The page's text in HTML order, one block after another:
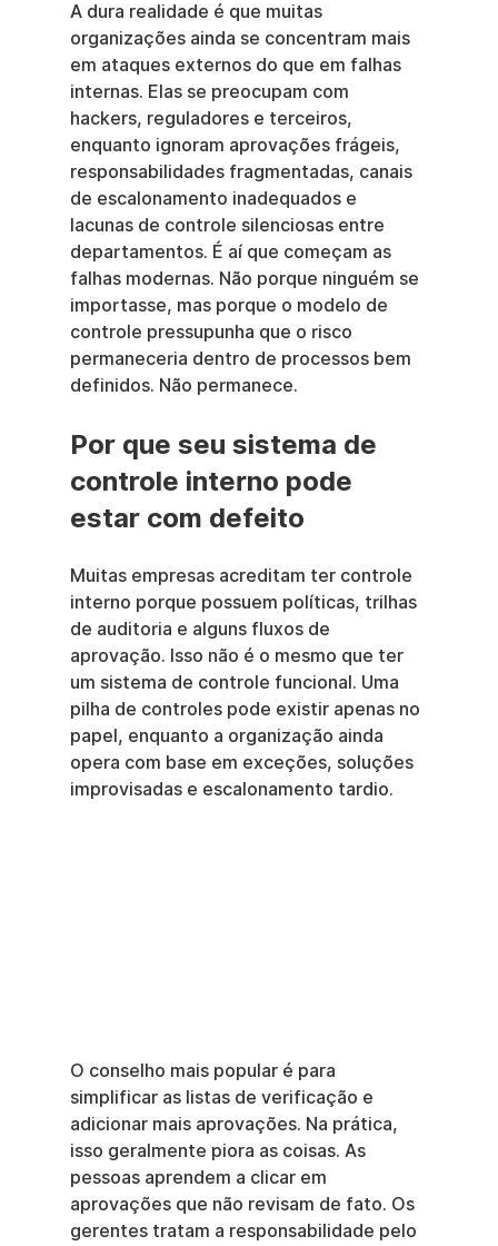
A dura realidade é que muitas
organizações ainda se concentram mais
em ataques externos do que em falhas
internas. Elas se preocupam com
hackers, reguladores e terceiros,
enquanto ignoram aprovações frágeis,
responsabilidades fragmentadas, canais
de escalonamento inadequados e
lacunas de controle silenciosas entre
departamentos. É aí que começam as
falhas modernas. Não porque ninguém se
importasse, mas porque o modelo de
controle pressupunha que o risco
permaneceria dentro de processos bem
definidos. Não permanece.
Por que seu sistema de
controle interno pode
estar com defeito
Muitas empresas acreditam ter controle
interno porque possuem políticas, trilhas
de auditoria e alguns fluxos de
aprovação. Isso não é o mesmo que ter
um sistema de controle funcional. Uma
pilha de controles pode existir apenas no
papel, enquanto a organização ainda
opera com base em exceções, soluções
improvisadas e escalonamento tardio.
O conselho mais popular é para
simplificar as listas de verificação e
adicionar mais aprovações. Na prática,
isso geralmente piora as coisas. As
pessoas aprendem a clicar em
aprovações que não revisam de fato. Os
gerentes tratam a responsabilidade pelo